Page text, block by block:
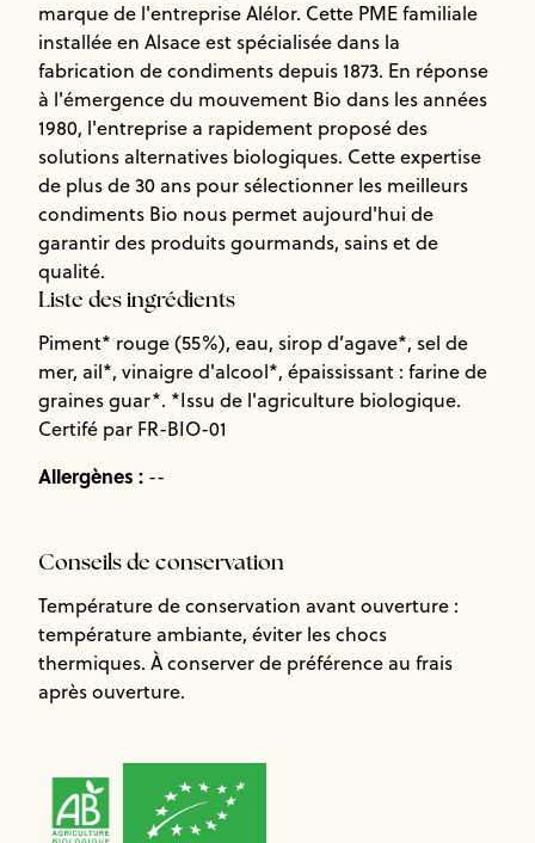
marque de l'entreprise Alélor. Cette PME familiale
installée en Alsace est spécialisée dans la
fabrication de condiments depuis 1873. En réponse
à l'émergence du mouvement Bio dans les années
1980, l'entreprise a rapidement proposé des
solutions alternatives biologiques. Cette expertise
de plus de 30 ans pour sélectionner les meilleurs
condiments Bio nous permet aujourd'hui de
garantir des produits gourmands, sains et de
qualité.
Liste des ingrédients
Piment* rouge (55%), eau, sirop d’agave*, sel de
mer, ail*, vinaigre d'alcool*, épaississant : farine de
graines guar*. *Issu de l'agriculture biologique.
Certifé par FR-BIO-01
Allergènes : --
Conseils de conservation
Température de conservation avant ouverture :
température ambiante, éviter les chocs
thermiques. À conserver de préférence au frais
après ouverture.